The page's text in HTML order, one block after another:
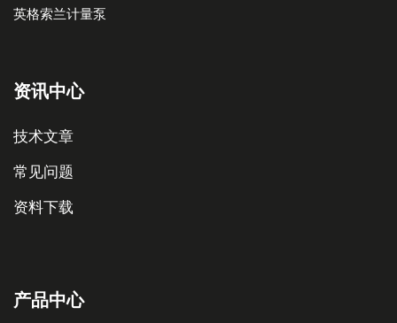
英格索兰计量泵
资讯中心
技术文章
常见问题
资料下载
产品中心